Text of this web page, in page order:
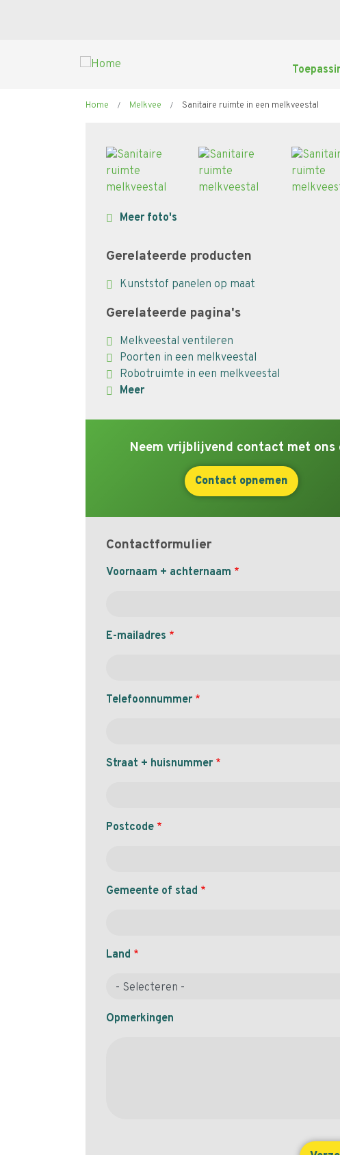
Kruimelpad
Home Melkvee Sanitaire ruimte in een melkveestal
Meer foto's
Gerelateerde producten
Kunststof panelen op maat
Gerelateerde pagina's
Melkveestal ventileren
Poorten in een melkveestal
Robotruimte in een melkveestal
Meer
Neem vrijblijvend contact met ons
Contact opnemen
Contactformulier
Naam
Voornaam + achternaam
E-mailadres
Telefoonnummer
Straat + huisnummer
Postcode
Gemeente of stad
Land
Opmerkingen